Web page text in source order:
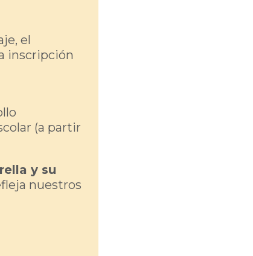
el
inscripción
(a partir
y su
nuestros